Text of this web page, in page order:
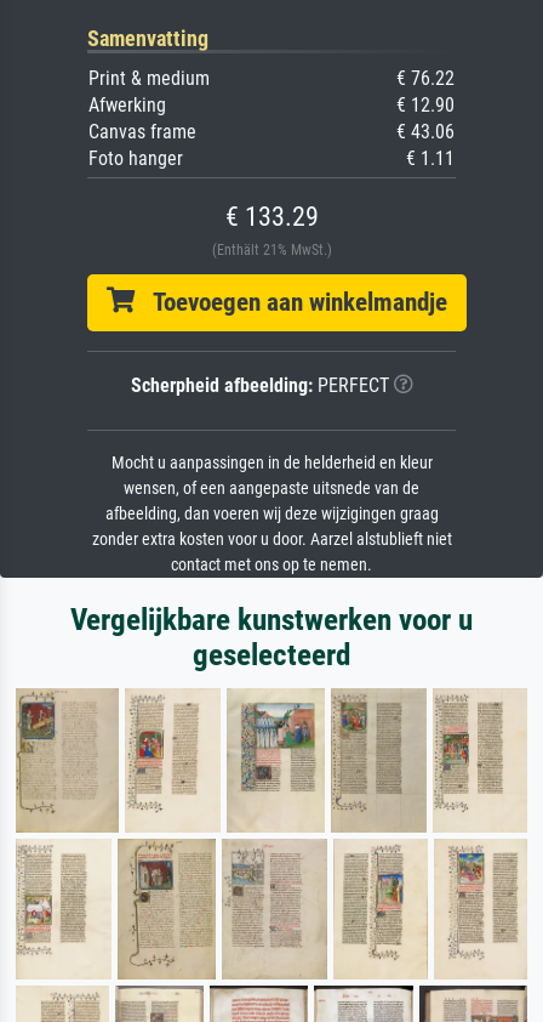
Samenvatting
Print & medium
€ 76.22
Afwerking
€ 12.90
Canvas frame
€ 43.06
Foto hanger
€ 1.11
€ 133.29
(Enthält 21% MwSt.)
Toevoegen aan winkelmandje
Scherpheid afbeelding:PERFECT
Mocht u aanpassingen in de helderheid en kleur
wensen, of een aangepaste uitsnede van de
afbeelding, dan voeren wij deze wijzigingen graag
zonder extra kosten voor u door. Aarzel alstublieft niet
contact met ons op te nemen.
Vergelijkbare kunstwerken voor u
geselecteerd